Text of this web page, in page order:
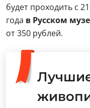
будет проходить с
года в Русском
от 350 рублей.